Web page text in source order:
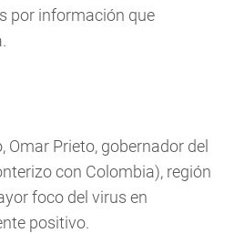
por información que
Omar Prieto, gobernador del
con Colombia), región
foco del virus en
positivo.